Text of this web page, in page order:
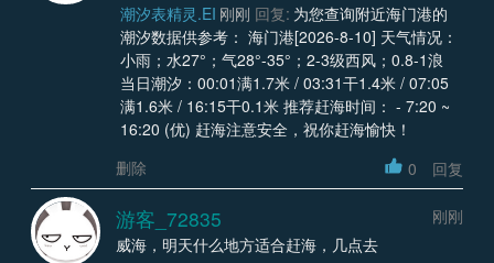
潮汐表精灵.EI 刚刚 回复: 为您查询附近海门港的
潮汐数据供参考： 海门港[2026-8-10] 天气情况：
小雨；水27°；气28°-35°；2-3级西风；0.8-1浪
当日潮汐：00:01满1.7米 / 03:31干1.4米 / 07:05
满1.6米 / 16:15干0.1米 推荐赶海时间： - 7:20 ~
16:20 (优) 赶海注意安全，祝你赶海愉快！
删除
0 回复
游客_72835
刚刚
威海，明天什么地方适合赶海，几点去